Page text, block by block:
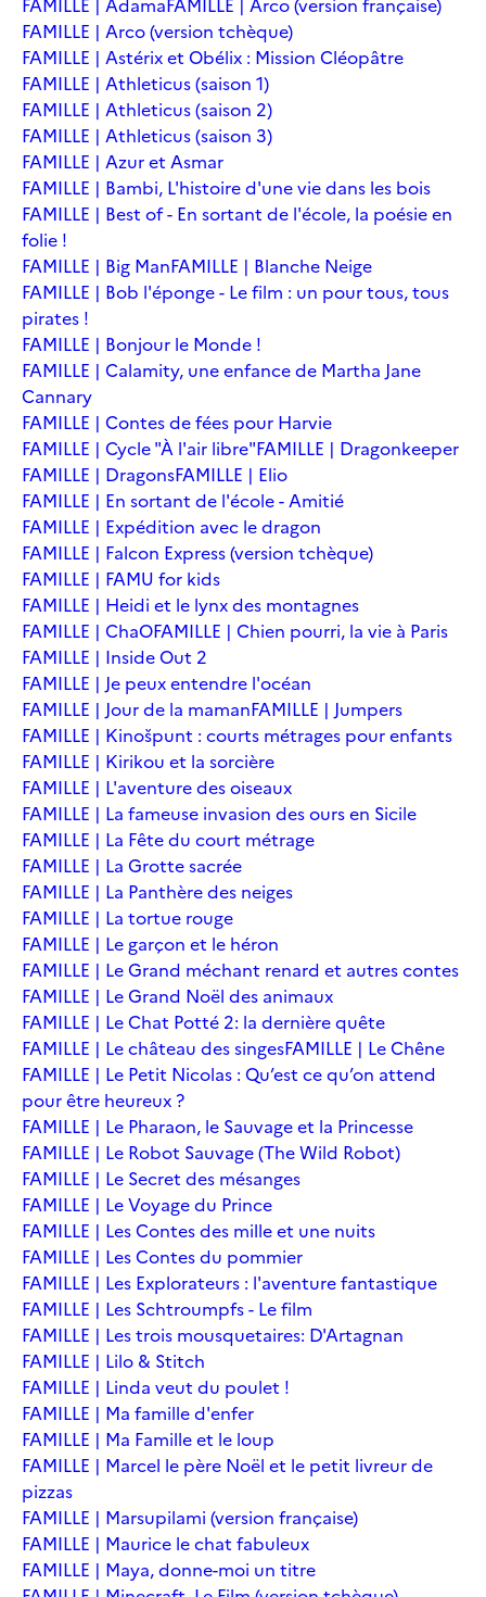
FAMILLE | Arco (version tchèque)
FAMILLE | Astérix et Obélix : Mission Cléopâtre
FAMILLE | Athleticus (saison 1)
FAMILLE | Athleticus (saison 2)
FAMILLE | Athleticus (saison 3)
FAMILLE | Azur et Asmar
FAMILLE | Bambi, L'histoire d'une vie dans les bois
FAMILLE | Best of - En sortant de l'école, la poésie en
folie !
FAMILLE | Big ManFAMILLE | Blanche Neige
FAMILLE | Bob l'éponge - Le film : un pour tous, tous
pirates !
FAMILLE | Bonjour le Monde !
FAMILLE | Calamity, une enfance de Martha Jane
Cannary
FAMILLE | Contes de fées pour Harvie
FAMILLE | Cycle "À l'air libre"FAMILLE | Dragonkeeper
FAMILLE | DragonsFAMILLE | Elio
FAMILLE | En sortant de l'école - Amitié
FAMILLE | Expédition avec le dragon
FAMILLE | Falcon Express (version tchèque)
FAMILLE | FAMU for kids
FAMILLE | Heidi et le lynx des montagnes
FAMILLE | ChaOFAMILLE | Chien pourri, la vie à Paris
FAMILLE | Inside Out 2
FAMILLE | Je peux entendre l'océan
FAMILLE | Jour de la mamanFAMILLE | Jumpers
FAMILLE | Kinošpunt : courts métrages pour enfants
FAMILLE | Kirikou et la sorcière
FAMILLE | L'aventure des oiseaux
FAMILLE | La fameuse invasion des ours en Sicile
FAMILLE | La Fête du court métrage
FAMILLE | La Grotte sacrée
FAMILLE | La Panthère des neiges
FAMILLE | La tortue rouge
FAMILLE | Le garçon et le héron
FAMILLE | Le Grand méchant renard et autres contes
FAMILLE | Le Grand Noël des animaux
FAMILLE | Le Chat Potté 2: la dernière quête
FAMILLE | Le château des singesFAMILLE | Le Chêne
FAMILLE | Le Petit Nicolas : Qu’est ce qu’on attend
pour être heureux ?
FAMILLE | Le Pharaon, le Sauvage et la Princesse
FAMILLE | Le Robot Sauvage (The Wild Robot)
FAMILLE | Le Secret des mésanges
FAMILLE | Le Voyage du Prince
FAMILLE | Les Contes des mille et une nuits
FAMILLE | Les Contes du pommier
FAMILLE | Les Explorateurs : l'aventure fantastique
FAMILLE | Les Schtroumpfs - Le film
FAMILLE | Les trois mousquetaires: D'Artagnan
FAMILLE | Lilo & Stitch
FAMILLE | Linda veut du poulet !
FAMILLE | Ma famille d'enfer
FAMILLE | Ma Famille et le loup
FAMILLE | Marcel le père Noël et le petit livreur de
pizzas
FAMILLE | Marsupilami (version française)
FAMILLE | Maurice le chat fabuleux
FAMILLE | Maya, donne-moi un titre